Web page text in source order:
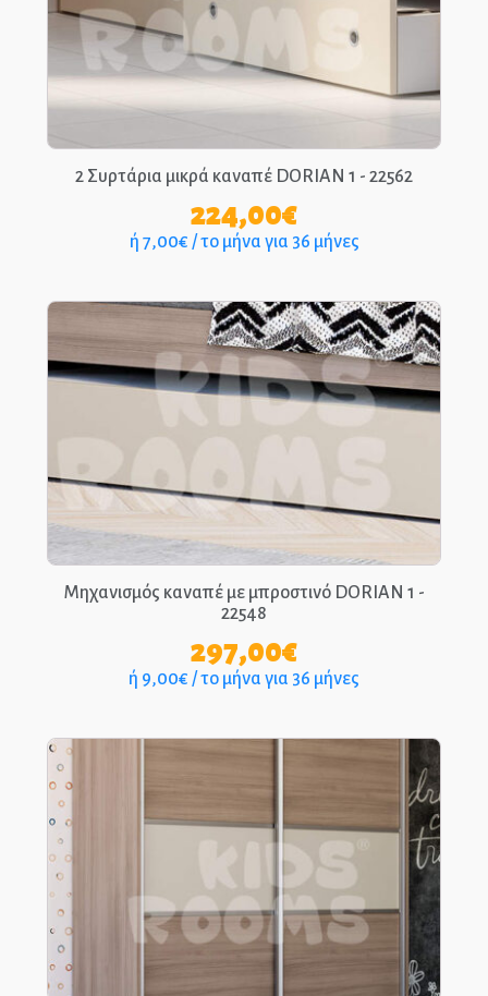
Παιδικά Γραφεία
ΣΤΡΩΜΑΤΑ
ΠΑΙΔΙΚΑ
MONTESSORI
ΚΡΕΒΑΤΙΑ
ΝΤΥΜΕΝΑ ΚΑΙ
ΜΕΤΑΛΛΙΚΑ
ΑΡΧΙΚΉ
ΕΠΙΚΟΙΝΩΝΊΑ
ΤΗΛ.: 210-2400-863
2 Συρτάρια μικρά καναπέ DORIAN 1 - 22562
224,00€
ή 7,00€ / το μήνα για 36 μήνες
Μηχανισμός καναπέ με μπροστινό DORIAN 1 -
22548
297,00€
ή 9,00€ / το μήνα για 36 μήνες